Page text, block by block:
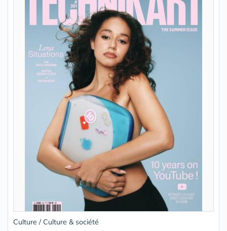
Culture / Culture & société